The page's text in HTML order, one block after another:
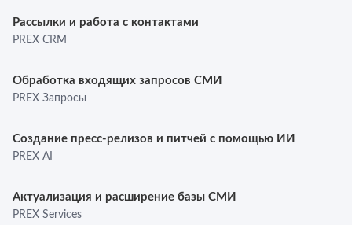
Рассылки и работа с контактами
PREX CRM
Обработка входящих запросов СМИ
PREX Запросы
Создание пресс-релизов и питчей с помощью ИИ
PREX AI
Актуализация и расширение базы СМИ
PREX Services